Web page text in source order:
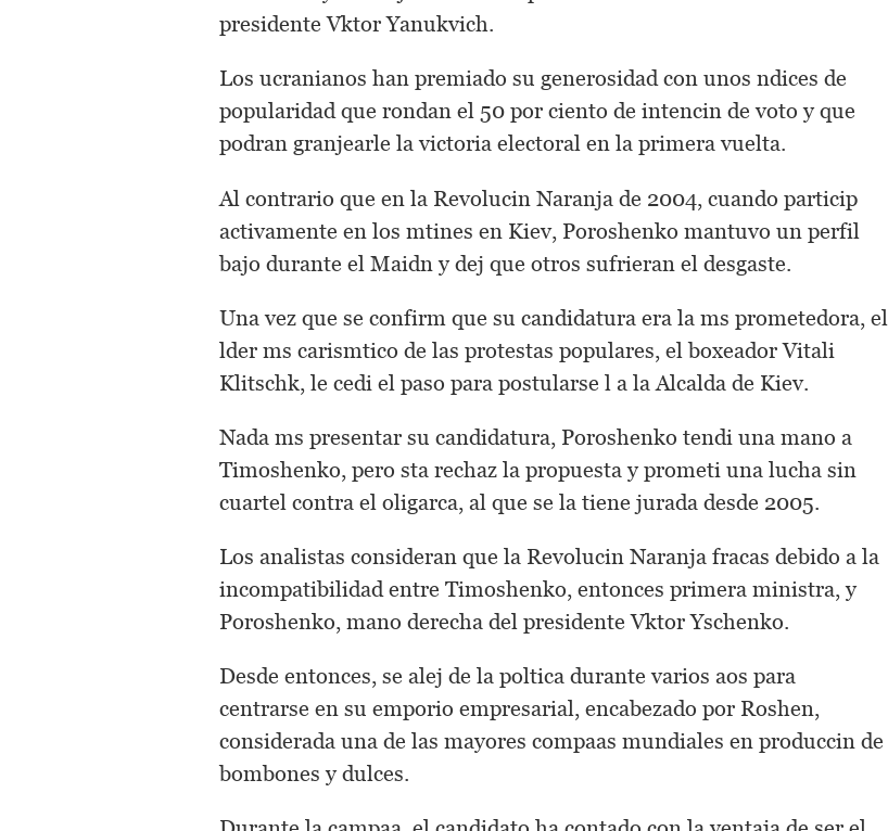
presidente Vktor Yanukvich.
Los ucranianos han premiado su generosidad con unos ndices de
popularidad que rondan el 50 por ciento de intencin de voto y que
podran granjearle la victoria electoral en la primera vuelta.
Al contrario que en la Revolucin Naranja de 2004, cuando particip
activamente en los mtines en Kiev, Poroshenko mantuvo un perfil
bajo durante el Maidn y dej que otros sufrieran el desgaste.
Una vez que se confirm que su candidatura era la ms prometedora, el
lder ms carismtico de las protestas populares, el boxeador Vitali
Klitschk, le cedi el paso para postularse l a la Alcalda de Kiev.
Nada ms presentar su candidatura, Poroshenko tendi una mano a
Timoshenko, pero sta rechaz la propuesta y prometi una lucha sin
cuartel contra el oligarca, al que se la tiene jurada desde 2005.
Los analistas consideran que la Revolucin Naranja fracas debido a la
incompatibilidad entre Timoshenko, entonces primera ministra, y
Poroshenko, mano derecha del presidente Vktor Yschenko.
Desde entonces, se alej de la poltica durante varios aos para
centrarse en su emporio empresarial, encabezado por Roshen,
considerada una de las mayores compaas mundiales en produccin de
bombones y dulces.